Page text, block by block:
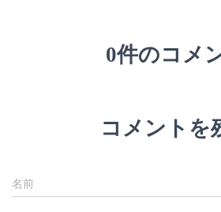
0件のコメ
コメントを
名前